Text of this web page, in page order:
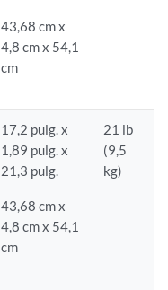
43,68 cm x
4,8 cm x 54,1
cm
17,2 pulg. x
1,89 pulg. x
21,3 pulg.
43,68 cm x
4,8 cm x 54,1
cm
21 lb
(9,5
kg)